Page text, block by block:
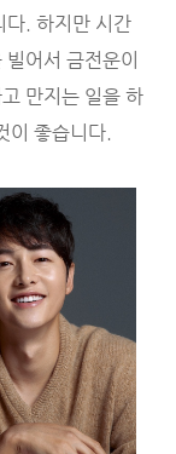
다. 하지만 시간
어서 금전운이
만지는 일을 하
이 좋습니다.